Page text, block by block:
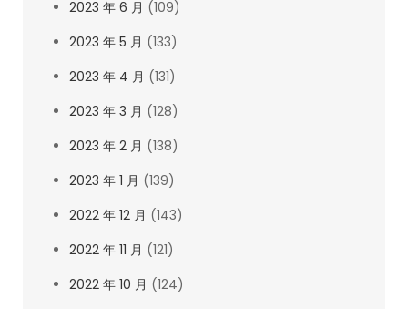
2023 年 6 月 (109)
2023 年 5 月 (133)
2023 年 4 月 (131)
2023 年 3 月 (128)
2023 年 2 月 (138)
2023 年 1 月 (139)
2022 年 12 月 (143)
2022 年 11 月 (121)
2022 年 10 月 (124)